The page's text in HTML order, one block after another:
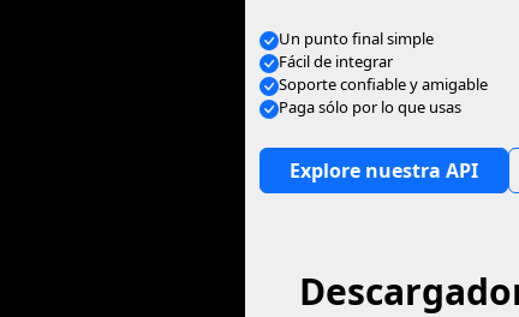
Un punto final simple
Fácil de integrar
Soporte confiable y amigable
Paga sólo por lo que usas
Explore nuestra API